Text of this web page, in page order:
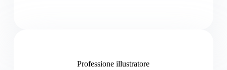
Professione illustratore